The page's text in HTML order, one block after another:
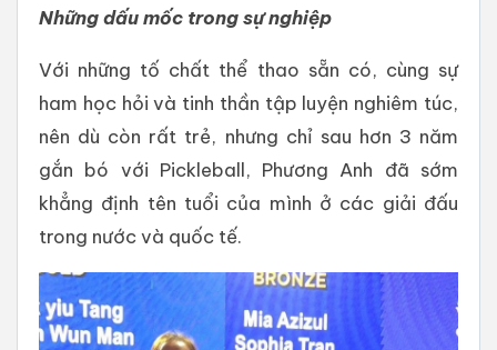
Những dấu mốc trong sự nghiệp
Với những tố chất thể thao sẵn có, cùng sự
ham học hỏi và tinh thần tập luyện nghiêm túc,
nên dù còn rất trẻ, nhưng chỉ sau hơn 3 năm
gắn bó với Pickleball, Phương Anh đã sớm
khẳng định tên tuổi của mình ở các giải đấu
trong nước và quốc tế.